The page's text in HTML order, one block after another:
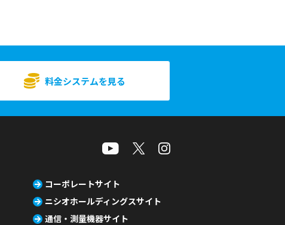
料金システムを見る
コーポレートサイト
ニシオホールディングスサイト
通信・測量機器サイト